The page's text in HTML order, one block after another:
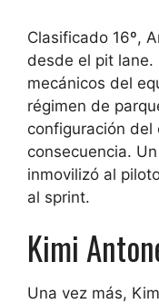
Clasificado 16º,
desde el pit lane.
mecánicos del
régimen de
configuración del
consecuencia.
inmovilizó al
al sprint.
Kimi
Una vez más,